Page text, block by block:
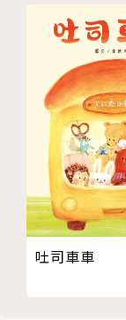
(合著)、《願
氣搖滾》等作
智》月刊、《
《小典藏》線
理研究室」。
Facebook：
邱 惟 圖
插畫家與繪本
School of Art
吐司車車